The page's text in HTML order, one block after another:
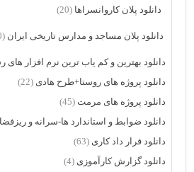
دانلود پلان کاروانسراها (20)
دانلود پلان مساجد و مدارس تاریخی ایران (30)
دانلود بهترین و کم یاب ترین نرم افزار های
دانلود پروژه های روستا+طرح هادی (22)
دانلود پروژه های مرمت (45)
دانلود ضوابط و استاندارد ها-سرانه و
دانلود قرار داد کاری (63)
دانلود گزارش کارآموزی (4)